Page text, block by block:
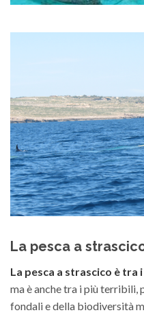
La pesca a
La pesca a strascico è
ma è anche tra i più terribili,
fondali e della biodiversità